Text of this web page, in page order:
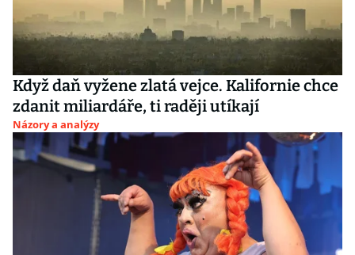
Když daň vyžene zlatá vejce. Kalifornie chce
zdanit miliardáře, ti raději utíkají
Názory a analýzy